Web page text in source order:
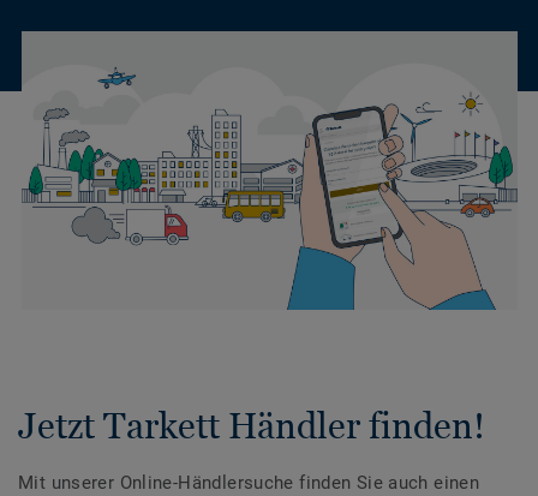
Jetzt Tarkett Händler finden!
Mit unserer Online-Händlersuche finden Sie auch einen